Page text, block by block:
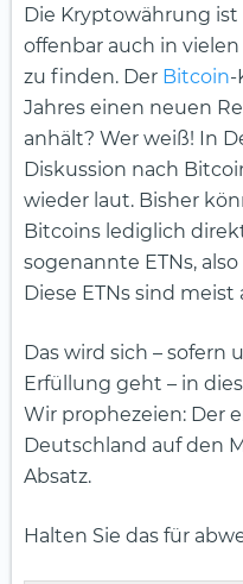
Die Kryptowährung
offenbar auch in
zu finden. Der Bitcoin-
Jahres einen neuen
anhält? Wer weiß! In
Diskussion nach
wieder laut. Bisher
Bitcoins lediglich
sogenannte ETNs,
Diese ETNs sind
Das wird sich – sofern
Erfüllung geht – in
Wir prophezeien: Der
Deutschland auf den
Absatz.
Halten Sie das für